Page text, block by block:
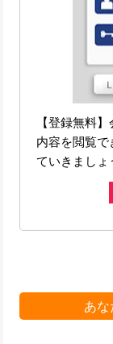
【登録無料
内容を閲覧
ていきましょ
あな